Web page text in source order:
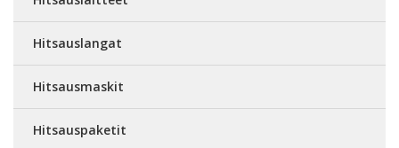
Hitsauslangat
Hitsausmaskit
Hitsauspaketit